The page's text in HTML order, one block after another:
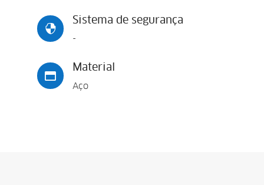

Sistema de segurança
-

Material
Aço